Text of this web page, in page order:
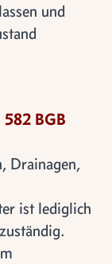
und
582 BGB
Drainagen,
ist lediglich